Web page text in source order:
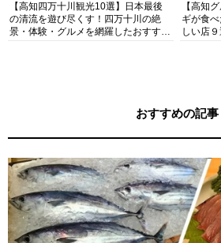
【高知四万十川観光10選】日本最後
の清流を遊び尽くす！四万十川の絶
景・体験・グルメを網羅したおすすめ
【高知
ギが食
しい店
おすすめの記事